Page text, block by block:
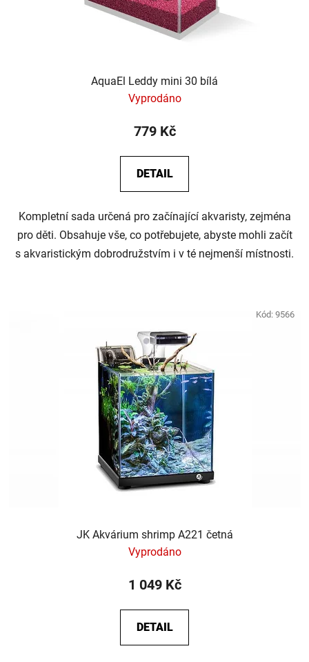
AquaEl Leddy mini 30 bílá
Vyprodáno
779 Kč
DETAIL
Kompletní sada určená pro začínající akvaristy, zejména
pro děti. Obsahuje vše, co potřebujete, abyste mohli začít
s akvaristickým dobrodružstvím i v té nejmenší místnosti.
JK Akvárium shrimp A221 četná
Vyprodáno
1 049 Kč
DETAIL
Kód: 9566